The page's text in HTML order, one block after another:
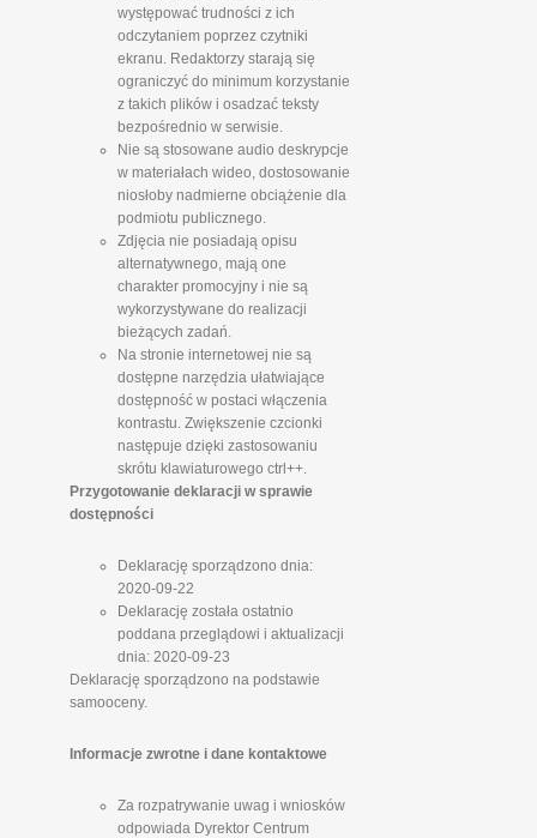
występować trudności z ich
odczytaniem poprzez czytniki
ekranu. Redaktorzy starają się
ograniczyć do minimum korzystanie
z takich plików i osadzać teksty
bezpośrednio w serwisie.
Nie są stosowane audio deskrypcje
w materiałach wideo, dostosowanie
niosłoby nadmierne obciążenie dla
podmiotu publicznego.
Zdjęcia nie posiadają opisu
alternatywnego, mają one
charakter promocyjny i nie są
wykorzystywane do realizacji
bieżących zadań.
Na stronie internetowej nie są
dostępne narzędzia ułatwiające
dostępność w postaci włączenia
kontrastu. Zwiększenie czcionki
następuje dzięki zastosowaniu
skrótu klawiaturowego ctrl++.
Przygotowanie deklaracji w sprawie
dostępności
Deklarację sporządzono dnia:
2020-09-22
Deklarację została ostatnio
poddana przeglądowi i aktualizacji
dnia: 2020-09-23
Deklarację sporządzono na podstawie
samooceny.
Informacje zwrotne i dane kontaktowe
Za rozpatrywanie uwag i wniosków
odpowiada Dyrektor Centrum